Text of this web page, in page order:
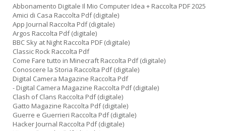
Abbonamento Digitale Il Mio Computer Idea + Raccolta PDF 2025
Amici di Casa Raccolta Pdf (digitale)
App Journal Raccolta Pdf (digitale)
Argos Raccolta Pdf (digitale)
BBC Sky at Night Raccolta PDF (digitale)
Classic Rock Raccolta Pdf
Come Fare tutto in Minecraft Raccolta Pdf (digitale)
Conoscere la Storia Raccolta Pdf (digitale)
Digital Camera Magazine Raccolta Pdf
- Digital Camera Magazine Raccolta Pdf (digitale)
Clash of Clans Raccolta Pdf (digitale)
Gatto Magazine Raccolta Pdf (digitale)
Guerre e Guerrieri Raccolta Pdf (digitale)
Hacker Journal Raccolta Pdf (digitale)